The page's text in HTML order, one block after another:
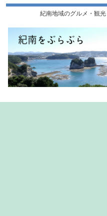
紀南地域のグルメ・観